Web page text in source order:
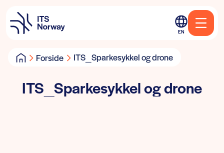
EN
Forside ITS_Sparkesykkel og drone
ITS_Sparkesykkel og drone